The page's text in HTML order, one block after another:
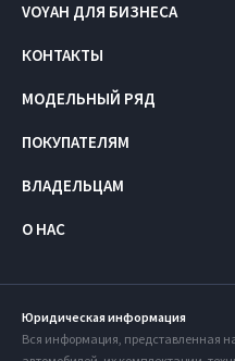
VOYAH ДЛЯ БИЗНЕСА
КОНТАКТЫ
МОДЕЛЬНЫЙ РЯД
ПОКУПАТЕЛЯМ
ВЛАДЕЛЬЦАМ
О НАС
Юридическая информация
Вся информация, представленная